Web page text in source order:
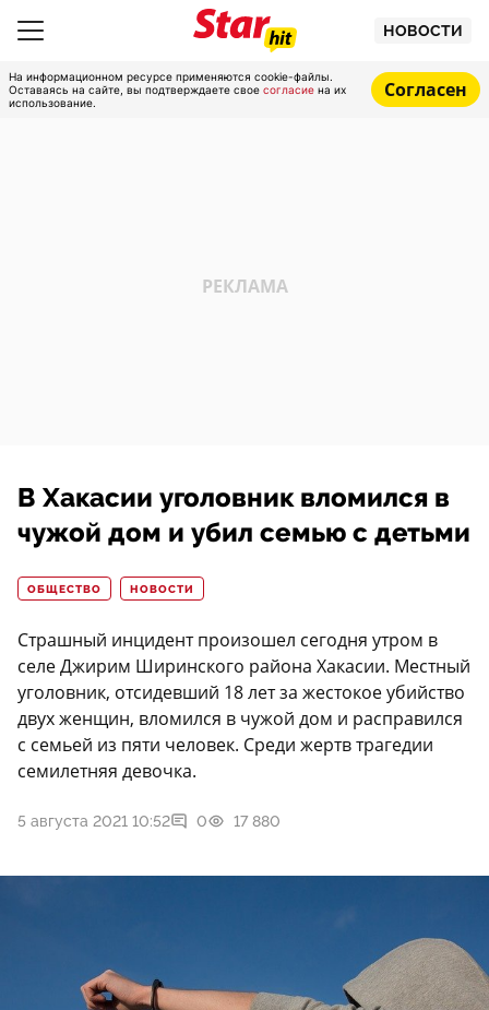
НОВОСТИ
На информационном ресурсе применяются cookie-файлы.
Оставаясь на сайте, вы подтверждаете свое согласие на их
использование.
Согласен
В Хакасии уголовник вломился в
чужой дом и убил семью с детьми
ОБЩЕСТВО НОВОСТИ
Страшный инцидент произошел сегодня утром в
селе Джирим Ширинского района Хакасии. Местный
уголовник, отсидевший 18 лет за жестокое убийство
двух женщин, вломился в чужой дом и расправился
с семьей из пяти человек. Среди жертв трагедии
семилетняя девочка.
5 августа 2021 10:52 0 17 880